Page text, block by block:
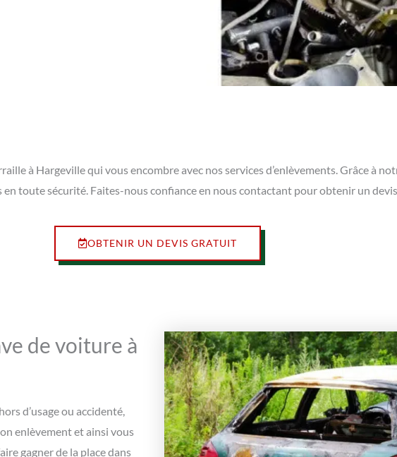
à Hargeville qui vous encombre avec nos services d’enlèvements. Grâce à
en toute sécurité. Faites-nous confiance en nous contactant pour obtenir un
OBTENIR UN DEVIS GRATUIT
de voiture à
d’usage ou accidenté,
enlèvement et ainsi vous
gagner de la place dans